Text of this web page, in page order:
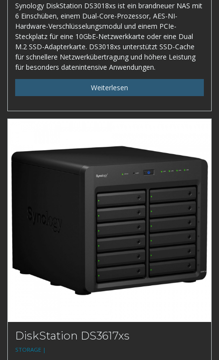
Synology DiskStation DS3018xs ist ein brandneuer NAS mit
6 Einschüben, einem Dual-Core-Prozessor, AES-NI-
Hardware-Verschlüsselungsmodul und einem PCIe-
Steckplatz für eine 10GbE-Netzwerkkarte oder eine Dual
M.2 SSD-Adapterkarte. DS3018xs unterstützt SSD-Cache
für schnellere Netzwerkübertragung und höhere Leistung
für besonders datenintensive Anwendungen.
Weiterlesen
DiskStation DS3617xs
STORAGE |